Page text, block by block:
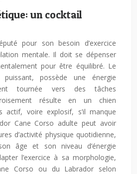
un cocktail
pour son besoin d’exercice
mentale. Il doit se dépenser
pour être équilibré. Le
possède une énergie
tournée vers des tâches
résulte en un chien
actif, voire explosif, s’il manque
Cane Corso adulte peut avoir
d’activité physique quotidienne,
âge et son niveau d’énergie
l’exercice à sa morphologie,
Corso ou du Labrador selon